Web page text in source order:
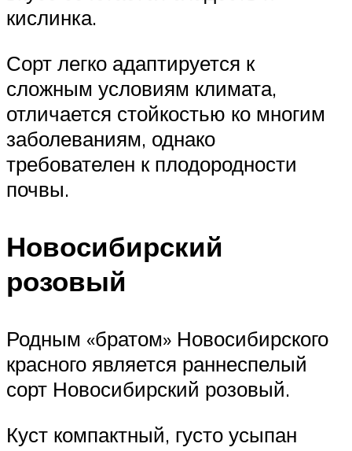
кислинка.
Сорт легко адаптируется к
сложным условиям климата,
отличается стойкостью ко многим
заболеваниям, однако
требователен к плодородности
почвы.
Новосибирский
розовый
Родным «братом» Новосибирского
красного является раннеспелый
сорт Новосибирский розовый.
Куст компактный, густо усыпан